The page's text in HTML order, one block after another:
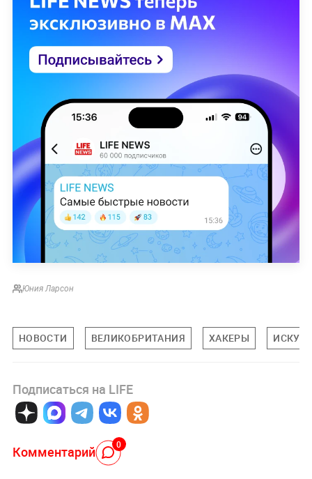
Юния Ларсон
НОВОСТИ ВЕЛИКОБРИТАНИЯ ХАКЕРЫ
Подписаться на LIFE
Комментарий 0